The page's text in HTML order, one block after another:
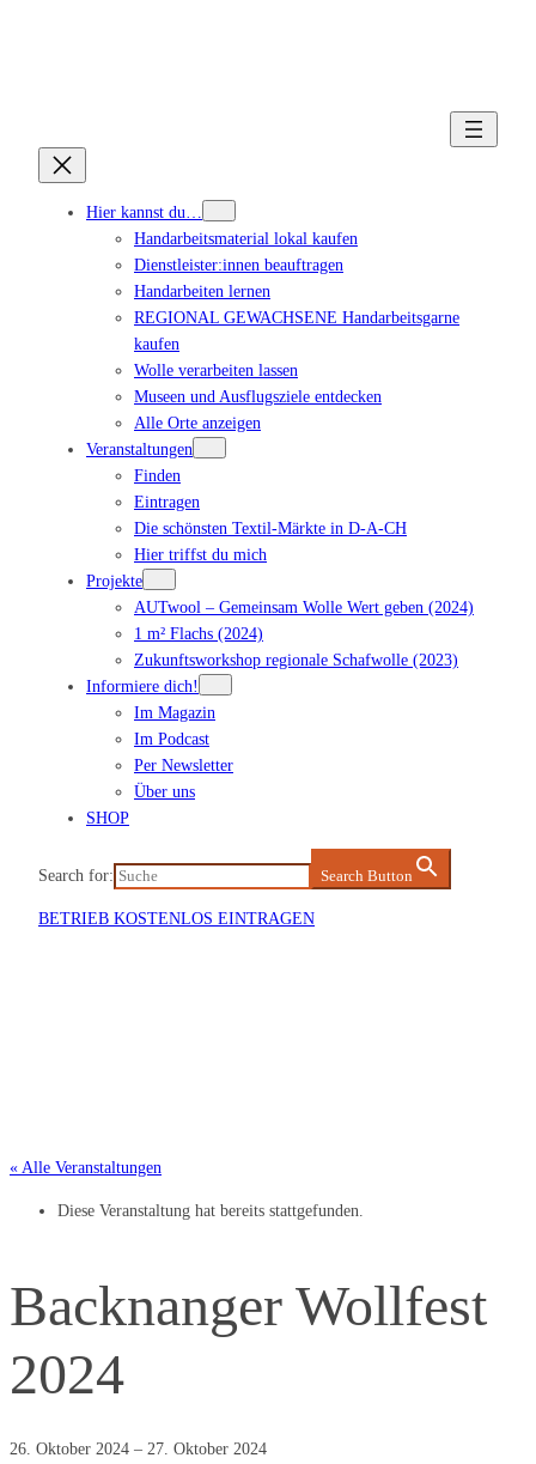
Hier kannst du…
Handarbeitsmaterial lokal kaufen
Dienstleister:innen beauftragen
Handarbeiten lernen
REGIONAL GEWACHSENE Handarbeitsgarne
kaufen
Wolle verarbeiten lassen
Museen und Ausflugsziele entdecken
Alle Orte anzeigen
Veranstaltungen
Finden
Eintragen
Die schönsten Textil-Märkte in D-A-CH
Hier triffst du mich
Projekte
AUTwool – Gemeinsam Wolle Wert geben (2024)
1 m² Flachs (2024)
Zukunftsworkshop regionale Schafwolle (2023)
Informiere dich!
Im Magazin
Im Podcast
Per Newsletter
Über uns
SHOP
Search for: Search Button
BETRIEB KOSTENLOS EINTRAGEN
« Alle Veranstaltungen
Diese Veranstaltung hat bereits stattgefunden.
Backnanger Wollfest
2024
26. Oktober 2024 – 27. Oktober 2024